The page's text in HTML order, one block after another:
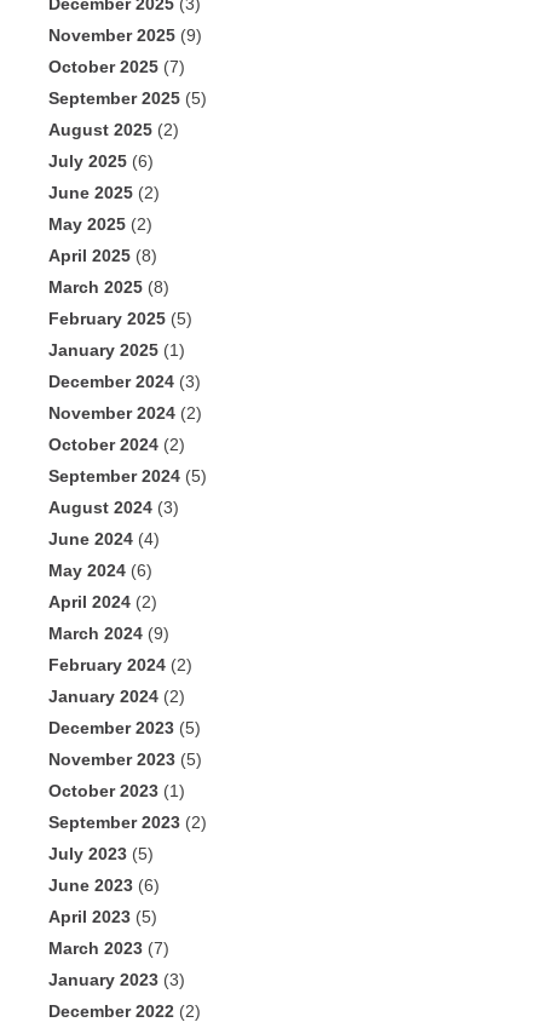
November 2025 (9)
October 2025 (7)
September 2025 (5)
August 2025 (2)
July 2025 (6)
June 2025 (2)
May 2025 (2)
April 2025 (8)
March 2025 (8)
February 2025 (5)
January 2025 (1)
December 2024 (3)
November 2024 (2)
October 2024 (2)
September 2024 (5)
August 2024 (3)
June 2024 (4)
May 2024 (6)
April 2024 (2)
March 2024 (9)
February 2024 (2)
January 2024 (2)
December 2023 (5)
November 2023 (5)
October 2023 (1)
September 2023 (2)
July 2023 (5)
June 2023 (6)
April 2023 (5)
March 2023 (7)
January 2023 (3)
December 2022 (2)